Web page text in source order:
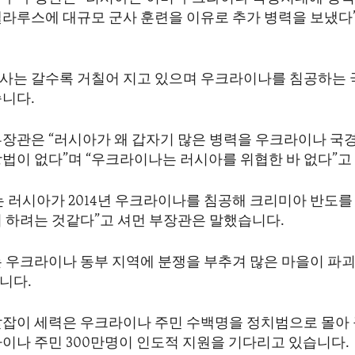
루스에 대규모 군사 훈련을 이유로 추가 병력을 보냈
는 갈수록 거칠어 지고 있으며 우크라이나를 침공하는
다.
관은 “러시아가 왜 갑자기 많은 병력을 우크라이나 국
이 없다”며 “우크라이나는 러시아를 위협한 바 없다”
러시아가 2014년 우크라이나를 침공해 크리미아 반도
하려는 것같다”고 셔먼 부장관은 말했습니다.
우크라이나 동부 지역에 분쟁을 부추겨 많은 마을이 파
다.
이 세력은 우크라이나 주민 수백명을 정치범으로 몰아
나 주민 300만명이 인도적 지원을 기다리고 있습니다.